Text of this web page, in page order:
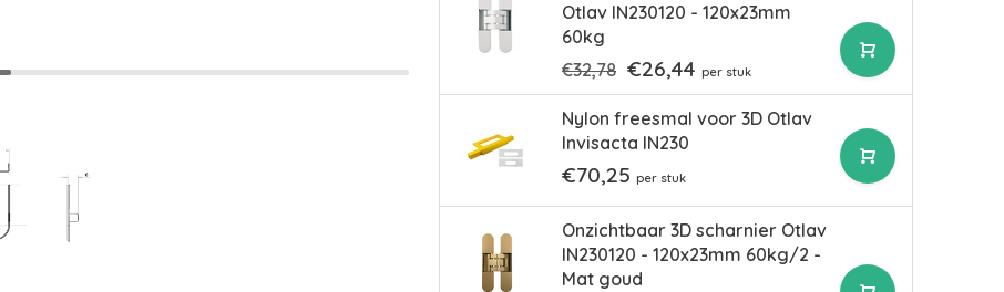
Otlav IN230120 - 120x23mm
60kg
€32,78 €26,44 per stuk
Nylon freesmal voor 3D Otlav
Invisacta IN230
€70,25 per stuk
Onzichtbaar 3D scharnier Otlav
IN230120 - 120x23mm 60kg/2 -
Mat goud